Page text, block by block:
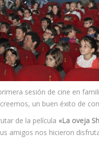
sesión de cine en
un buen éxito de
de la película «La oveja
amigos nos hicieron